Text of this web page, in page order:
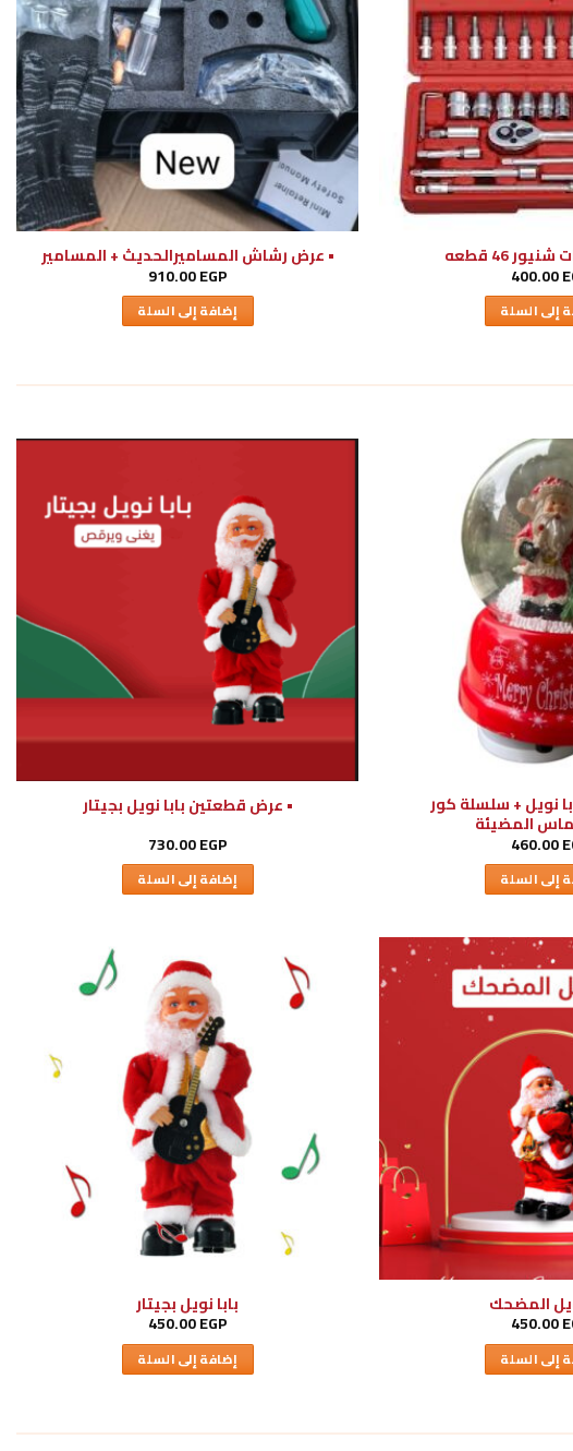
46 قطعه
400.00
إلى السلة
• عرض رشاش المساميرالحديث + المسامير
910.00EGP
إضافة إلى السلة
نويل + سلسلة كور
المضيئة
460.00
إلى السلة
• عرض قطعتين بابا نويل بجيتار
730.00EGP
إضافة إلى السلة
المضحك
450.00
إلى السلة
بابا نويل بجيتار
450.00EGP
إضافة إلى السلة